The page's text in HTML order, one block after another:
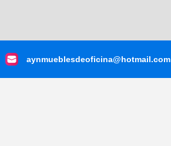
aynmueblesdeoficina@hotmail.com